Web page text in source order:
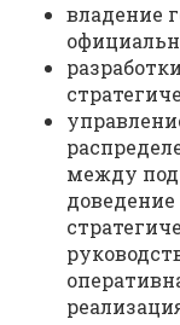
владение
между